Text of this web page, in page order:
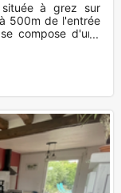
à grez sur
500m de l'entrée
compose d'une